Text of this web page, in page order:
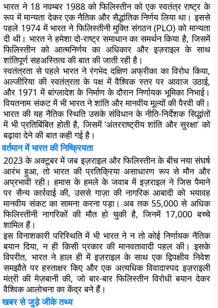
भारत ने 18 नवम्बर 1988 को फिलिस्तीन को एक स्वतंत्र राष्ट्र के
रूप में मान्यता देकर एक नैतिक और सैद्धांतिक निर्णय लिया था। इससे
पहले 1974 में भारत ने फिलिस्तीनी मुक्ति संगठन (PLO) को मान्यता
दी थी। भारत ने हमेशा दो-राष्ट्र समाधान का समर्थन किया है, जिसमें
फिलिस्तीन को आत्मनिर्णय का अधिकार और इज़राइल के साथ
शांतिपूर्ण सहअस्तित्व की बात की जाती रही है।
स्वतंत्रता से पहले भारत ने रंगभेद दक्षिण अफ्रीका का विरोध किया,
अल्जीरिया की स्वतंत्रता के पक्ष में वैश्विक स्तर पर आवाज उठाई,
और 1971 में बांग्लादेश के निर्माण के दौरान निर्णायक भूमिका निभाई।
वियतनाम संकट में भी भारत ने शांति और मानवीय मूल्यों की पैरवी की।
भारत की यह नैतिक स्थिति उसके संविधान के नीति-निर्देशक सिद्धांतों
में भी प्रतिबिंबित होती है, जिसमें ‘अंतरराष्ट्रीय शांति और सुरक्षा’ को
बढ़ावा देने की बात कही गई है।
वर्तमान में भारत की निष्क्रियता
2023 के अक्टूबर में जब इज़राइल और फिलिस्तीन के बीच नया संघर्ष
आरंभ हुआ, तो भारत की प्रतिक्रिया असाधारण रूप से मौन और
अप्रभावी रही। हमास के हमले के जवाब में इज़राइल ने जिस पैमाने
पर सैन्य कार्रवाई की, उससे गाज़ा की नागरिक आबादी को भयावह
मानवीय संकट का सामना करना पड़ा। अब तक 55,000 से अधिक
फिलिस्तीनी नागरिकों की मौत हो चुकी है, जिनमें 17,000 बच्चे
शामिल हैं।
इस विनाशकारी परिस्थिति में भी भारत ने न तो कोई निर्णायक नैतिक
बयान दिया, न ही किसी प्रकार की मानवतावादी पहल की। इसके
विपरीत, भारत ने हाल ही में इज़राइल के साथ एक द्विपक्षीय निवेश
समझौते पर हस्ताक्षर किए और एक अत्यधिक विवादास्पद इज़राइली
मंत्री की मेज़बानी की, जो बार-बार फिलिस्तीन विरोधी बयान देकर
वैश्विक आलोचना का केंद्र बने हैं।
खबर से जुड़े जीके तथ्य